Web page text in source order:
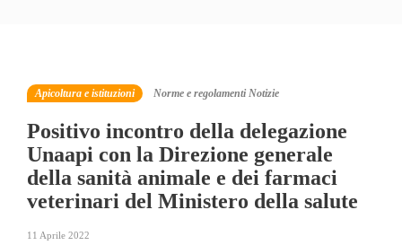
Apicoltura e istituzioni Norme e regolamenti Notizie
Positivo incontro della delegazione
Unaapi con la Direzione generale
della sanità animale e dei farmaci
veterinari del Ministero della salute
11 Aprile 2022